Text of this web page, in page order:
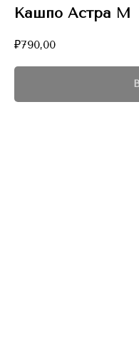
Кашпо Астра M
₽790,00